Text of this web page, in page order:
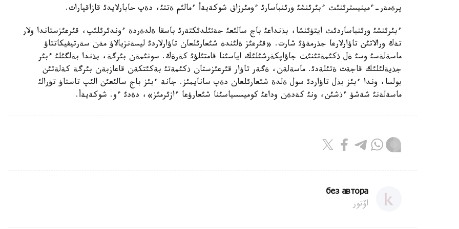
پرةمةر-ءمينيسترئنئث ءبئرئنشئ ورئنباسارئ ءومئرزاق شوكةيةأ ءمالئم ةتتئ، دةپ حابارلايدئ قازاقپارات.
ءبئرئنشئ ورئنباساردئث ايتؤئنشا، بذنداعئ باج سالئعئ جةثئلدئكتةرئ باسقا ةلدةردة ءوندئرئلئپ، قئرعئزستاندا ولار
تةك ورالاتئن تاؤارلارعا جذرمةؤئ شارت. «قئرعئز ةلئندة شئعارئلعان تاؤارلاردئ ليسةنزيالاؤ مةن سةرتيفيكاتتاؤ
ماسةلةسئ وسئ ةل ذكئمةتئنئث جاؤاپكةرشئلئك اياسئنا قامتئلؤئ كةرةك. سونئمةن بئرگة، بذندا بةلگئلئ ءبئر
جذيةلئلئك قاجةت ةتئلةدئ. ماسةلةن، ةگةر تاؤار قئرعئزستان ذكئمةتئ بةكئتكةن قاعازبةن بئرگة كةلةتئن
بولسا، وندا ءبئز بذل تاؤاردئ سول ةلدة شئعارئلعان دةپ سانايمئز. جانة ءبئز باج سالئعئن الئپ تاستاؤ تؤرالئ
ماسةلةنئ شةشؤ ءذشئن، ونئ كةدةن وداعئ كوميسسياسئنا شئعارؤعا ءازئرمئز»، دةدئ ءو. شوكةيةأ.
без автора
اۆتور